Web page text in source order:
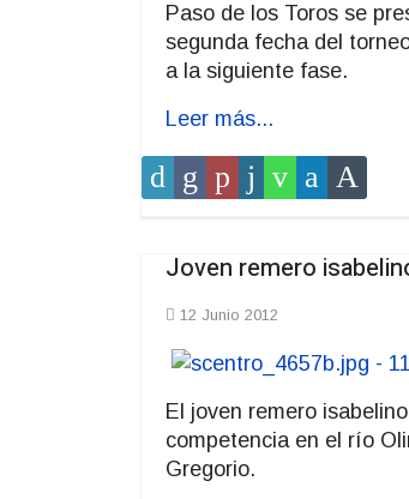
Paso de los Toros se
segunda fecha del
a la siguiente fase.
Leer más...
Joven remero
12 Junio 2012
El joven remero
competencia en el río
Gregorio.